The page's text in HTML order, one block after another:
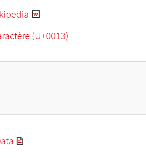
(U+0013)